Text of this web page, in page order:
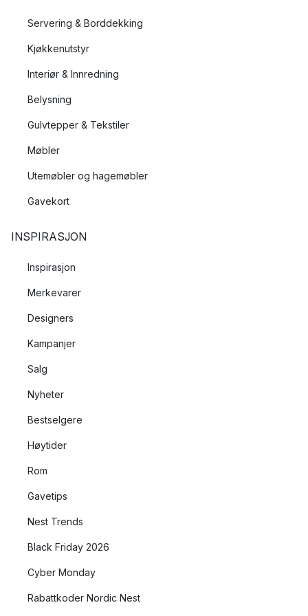
Servering & Borddekking
Kjøkkenutstyr
Interiør & Innredning
Belysning
Gulvtepper & Tekstiler
Møbler
Utemøbler og hagemøbler
Gavekort
INSPIRASJON
Inspirasjon
Merkevarer
Designers
Kampanjer
Salg
Nyheter
Bestselgere
Høytider
Rom
Gavetips
Nest Trends
Black Friday 2026
Cyber Monday
Rabattkoder Nordic Nest